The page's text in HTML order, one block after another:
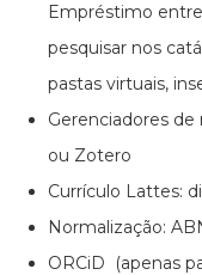
Empréstimo
pesquisar nos
pastas virtuais,
Gerenciadores
ou Zotero
Currículo Lattes:
Normalização:
ORCiD (apenas